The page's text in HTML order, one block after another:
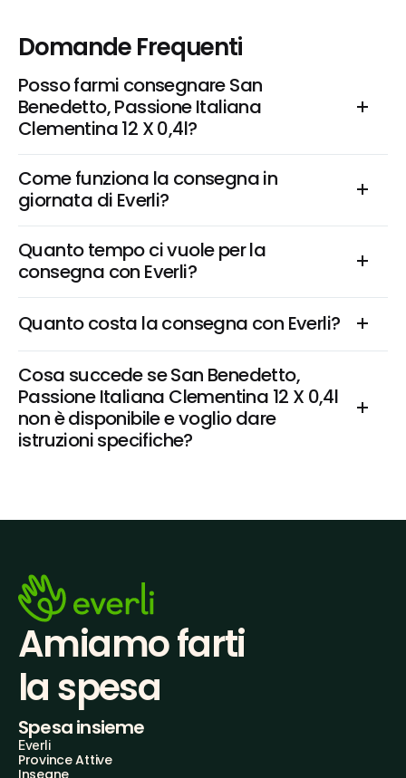
Domande Frequenti
Posso farmi consegnare San
Benedetto, Passione Italiana
Clementina 12 X 0,4l?
Come funziona la consegna in
giornata di Everli?
Quanto tempo ci vuole per la
consegna con Everli?
Quanto costa la consegna con Everli?
Cosa succede se San Benedetto,
Passione Italiana Clementina 12 X 0,4l
non è disponibile e voglio dare
istruzioni specifiche?
Amiamo farti
la spesa
Spesa insieme
Everli
Province Attive
Insegne